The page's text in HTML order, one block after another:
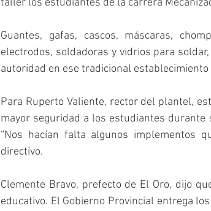
taller los estudiantes de la carrera
Guantes, gafas, cascos, máscaras,
electrodos, soldadoras y vidrios para
autoridad en ese tradicional establecimiento
Para Ruperto Valiente, rector del plantel,
mayor seguridad a los estudiantes
“Nos hacían falta algunos implementos
directivo.
Clemente Bravo, prefecto de El Oro, dijo
educativo. El Gobierno Provincial entrega